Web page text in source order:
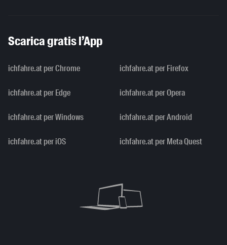
Scarica gratis l’App
ichfahre.at per Chrome ichfahre.at per Firefox
ichfahre.at per Edge ichfahre.at per Opera
ichfahre.at per Windows ichfahre.at per Android
ichfahre.at per iOS ichfahre.at per Meta Quest